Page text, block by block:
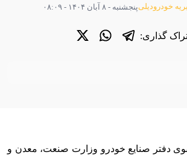
خودرودیلیپنجشنبه - ۸ آبان ۱۴۰۴ - ۰۸:۰۹
گذاری:
سوی دفتر صنایع خودرو وزارت صنعت، معدن و